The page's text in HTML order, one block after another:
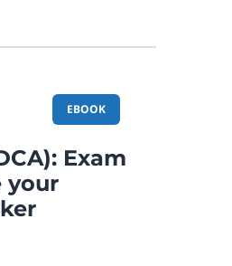
services by
Moving on,
and you will
Maven and
of the book,
to further
EBOOK
Exam
your